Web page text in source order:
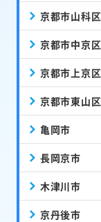
京都市山科区
京都市中京区
京都市上京区
京都市東山区
亀岡市
長岡京市
木津川市
京丹後市